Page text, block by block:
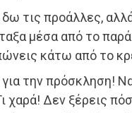
τις προάλλες,
μέσα από το
κάτω από το
την πρόσκληση!
χαρά! Δεν ξέρεις